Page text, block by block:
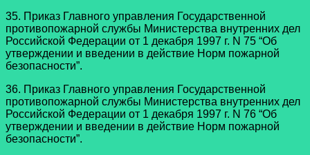
35. Приказ Главного управления Государственной
противопожарной службы Министерства внутренних дел
Российской Федерации от 1 декабря 1997 г. N 75 “Об
утверждении и введении в действие Норм пожарной
безопасности”.
36. Приказ Главного управления Государственной
противопожарной службы Министерства внутренних дел
Российской Федерации от 1 декабря 1997 г. N 76 “Об
утверждении и введении в действие Норм пожарной
безопасности”.